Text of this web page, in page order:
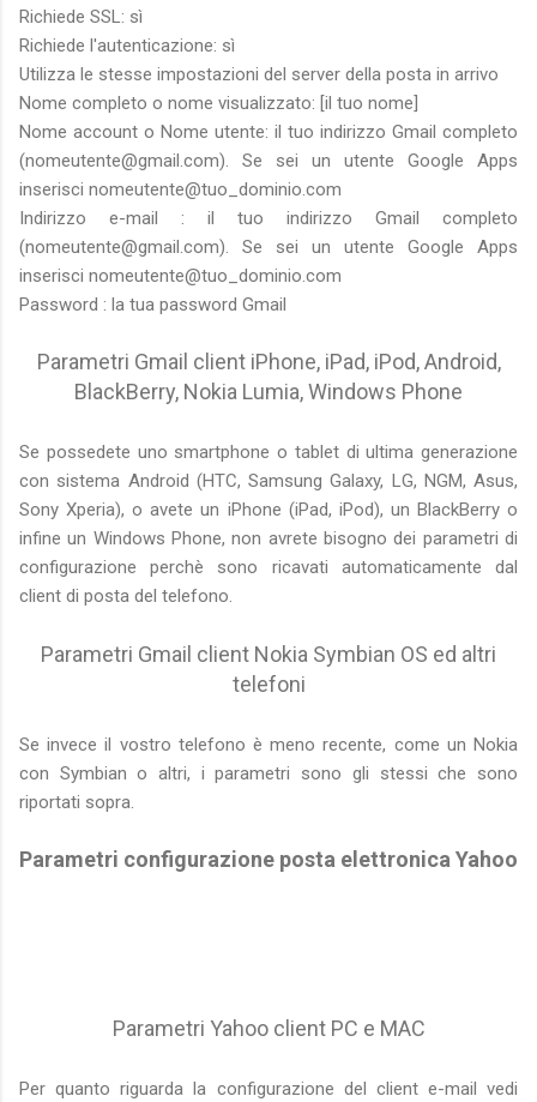
Richiede SSL: sì
Richiede l'autenticazione: sì
Utilizza le stesse impostazioni del server della posta in arrivo
Nome completo o nome visualizzato: [il tuo nome]
Nome account o Nome utente: il tuo indirizzo Gmail completo
(nomeutente@gmail.com). Se sei un utente Google Apps
inserisci nomeutente@tuo_dominio.com
Indirizzo e-mail : il tuo indirizzo Gmail completo
(nomeutente@gmail.com). Se sei un utente Google Apps
inserisci nomeutente@tuo_dominio.com
Password : la tua password Gmail
Parametri Gmail client iPhone, iPad, iPod, Android,
BlackBerry, Nokia Lumia, Windows Phone
Se possedete uno smartphone o tablet di ultima generazione
con sistema Android (HTC, Samsung Galaxy, LG, NGM, Asus,
Sony Xperia), o avete un iPhone (iPad, iPod), un BlackBerry o
infine un Windows Phone, non avrete bisogno dei parametri di
configurazione perchè sono ricavati automaticamente dal
client di posta del telefono.
Parametri Gmail client Nokia Symbian OS ed altri
telefoni
Se invece il vostro telefono è meno recente, come un Nokia
con Symbian o altri, i parametri sono gli stessi che sono
riportati sopra.
Parametri configurazione posta elettronica Yahoo
Parametri Yahoo client PC e MAC
Per quanto riguarda la configurazione del client e-mail vedi